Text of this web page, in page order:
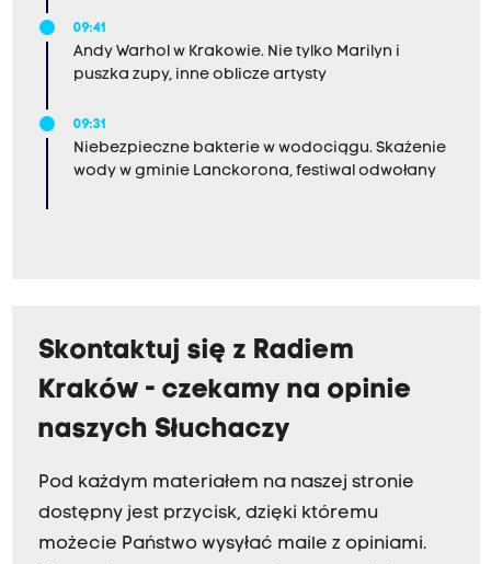
09:41
Andy Warhol w Krakowie. Nie tylko Marilyn i
puszka zupy, inne oblicze artysty
09:31
Niebezpieczne bakterie w wodociągu. Skażenie
wody w gminie Lanckorona, festiwal odwołany
Skontaktuj się z Radiem
Kraków - czekamy na opinie
naszych Słuchaczy
Pod każdym materiałem na naszej stronie
dostępny jest przycisk, dzięki któremu
możecie Państwo wysyłać maile z opiniami.